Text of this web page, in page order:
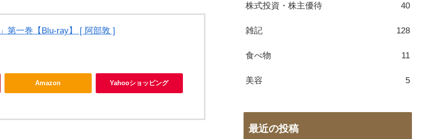
第一巻【Blu-ray】 [ 阿部敦 ]
Amazon Yahooショッピング
株式投資・株主優待 40
雑記 128
食べ物 11
美容 5
最近の投稿